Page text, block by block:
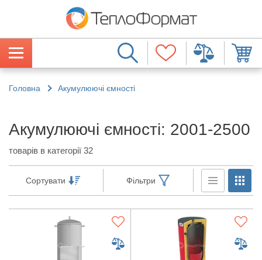
Головна Акумулюючі ємності
Акумулюючі ємності: 2001-2500
товарів в категорії 32
Сортувати Фільтри